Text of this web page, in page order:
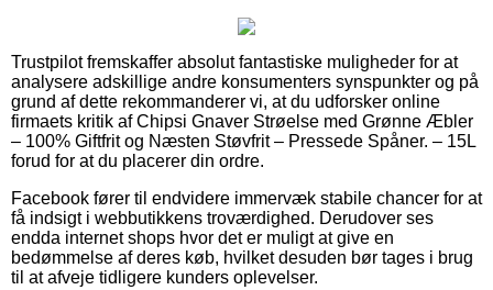
Trustpilot fremskaffer absolut fantastiske muligheder for at
analysere adskillige andre konsumenters synspunkter og på
grund af dette rekommanderer vi, at du udforsker online
firmaets kritik af Chipsi Gnaver Strøelse med Grønne Æbler
– 100% Giftfrit og Næsten Støvfrit – Pressede Spåner. – 15L
forud for at du placerer din ordre.
Facebook fører til endvidere immervæk stabile chancer for at
få indsigt i webbutikkens troværdighed. Derudover ses
endda internet shops hvor det er muligt at give en
bedømmelse af deres køb, hvilket desuden bør tages i brug
til at afveje tidligere kunders oplevelser.